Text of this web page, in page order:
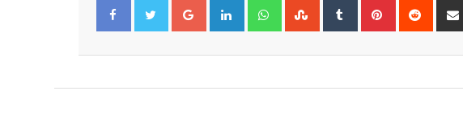
Google+ LinkedIn WhatsappStumbleUpon
Tumblr Pinterest Reddit